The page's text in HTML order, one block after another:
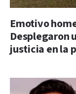
Emotivo
Desplegaron
justicia en la